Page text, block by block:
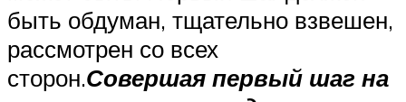
быть обдуман, тщательно взвешен,
рассмотрен со всех
сторон.Совершая первый шаг на